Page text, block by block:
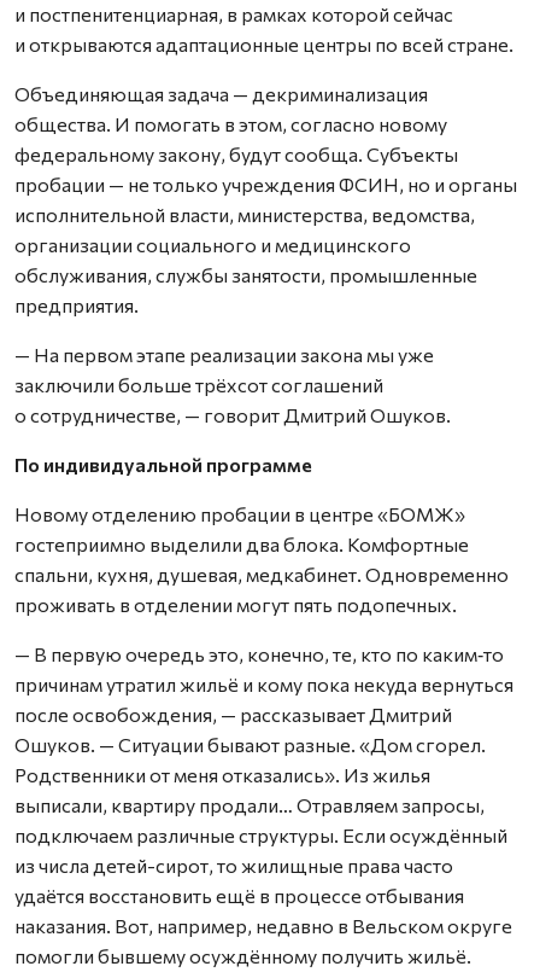
и постпенитенциарная, в рамках которой сейчас
и открываются адаптационные центры по всей стране.
Объединяющая задача — декриминализация
общества. И помогать в этом, согласно новому
федеральному закону, будут сообща. Субъекты
пробации — не только учреждения ФСИН, но и органы
исполнительной власти, министерства, ведомства,
организации социального и медицинского
обслуживания, службы занятости, промышленные
предприятия.
— На первом этапе реализации закона мы уже
заключили больше трёхсот соглашений
о сотрудничестве, — говорит Дмитрий Ошуков.
По индивидуальной программе
Новому отделению пробации в центре «БОМЖ»
гостеприимно выделили два блока. Комфортные
спальни, кухня, душевая, медкабинет. Одновременно
проживать в отделении могут пять подопечных.
— В первую очередь это, конечно, те, кто по каким‑то
причинам утратил жильё и кому пока некуда вернуться
после освобождения, — рассказывает Дмитрий
Ошуков. — Ситуации бывают разные. «Дом сгорел.
Родственники от меня отказались». Из жилья
выписали, квартиру продали… Отравляем запросы,
подключаем различные структуры. Если осуждённый
из числа детей-сирот, то жилищные права часто
удаётся восстановить ещё в процессе отбывания
наказания. Вот, например, недавно в Вельском округе
помогли бывшему осуждённому получить жильё.